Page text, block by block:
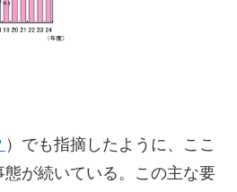
）でも指摘したように、ここ
が続いている。この主な要